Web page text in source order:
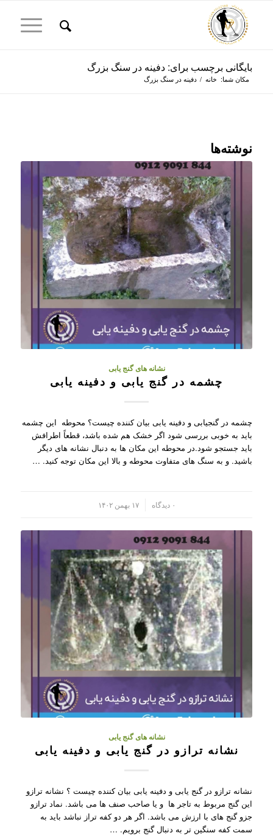
بایگانی برچسب برای: دفینه در سنگ بزرگ
مکان شما: خانه / دفینه در سنگ بزرگ
نوشته‌ها
نشانه های گنج یابی
چشمه در گنج یابی و دفینه یابی
چشمه در گنجیابی و دفینه یابی بیان کننده چیست؟ محوطه این چشمه
باید به خوبی بررسی شود اگر خشک هم شده باشد، قطعاً اطرافش
باید جستجو شود.در محوطه این مکان ها به دنبال نشانه های دیگر
باشید. و به سنگ های متفاوت محوطه و بالا این مکان توجه کنید. …
۰ دیدگاه ۱۷ بهمن ۱۴۰۲
نشانه های گنج یابی
نشانه ترازو در گنج یابی و دفینه یابی
نشانه ترازو در گنج یابی و دفینه یابی بیان کننده چیست ؟ نشانه ترازو
این گنج مربوط به تاجر ها و یا صاحب صنف ها می باشد. نماد ترازو
جزو گنج های با ارزش می باشد. اگر هر دو کفه تراز نباشد باید به
سمت کفه سنگین تر به دنبال گنج برویم. …